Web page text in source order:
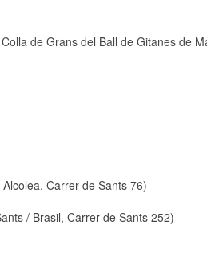
de Grans del Ball de Gitanes de
Carrer de Sants 76)
/ Brasil, Carrer de Sants 252)